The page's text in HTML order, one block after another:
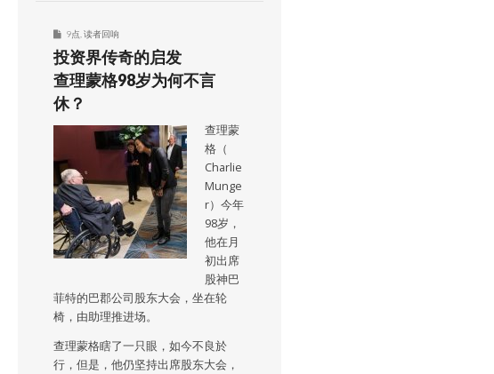
9点 读者回响
投资界传奇的启发
查理蒙格98岁为何不言
休？
查理蒙
格（
Charlie
Munge
r）今年
98岁，
他在月
初出席
股神巴
菲特的巴郡公司股东大会，坐在轮
椅，由助理推进场。
查理蒙格瞎了一只眼，如今不良於
行，但是，他仍坚持出席股东大会，